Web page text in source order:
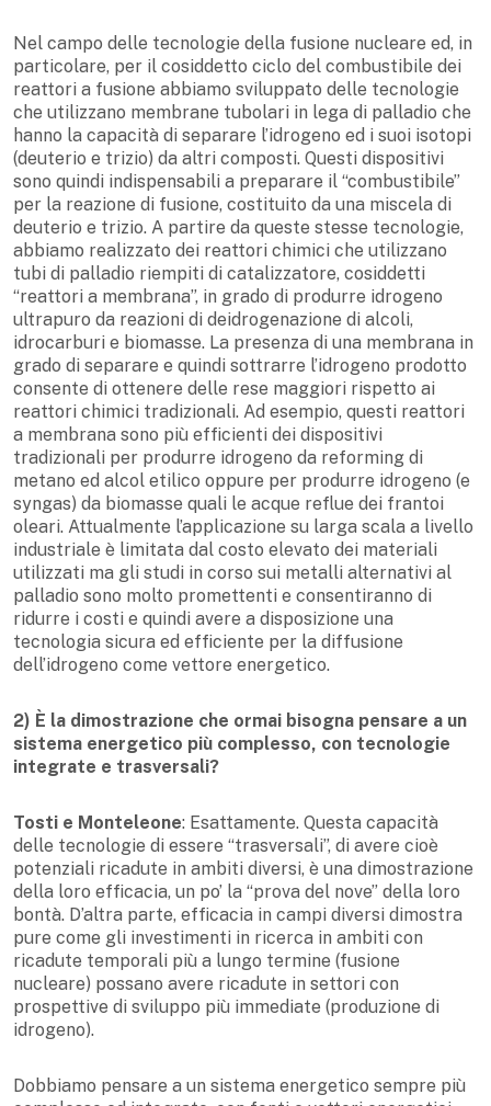
Nel campo delle tecnologie della fusione nucleare ed, in
particolare, per il cosiddetto ciclo del combustibile dei
reattori a fusione abbiamo sviluppato delle tecnologie
che utilizzano membrane tubolari in lega di palladio che
hanno la capacità di separare l’idrogeno ed i suoi isotopi
(deuterio e trizio) da altri composti. Questi dispositivi
sono quindi indispensabili a preparare il “combustibile”
per la reazione di fusione, costituito da una miscela di
deuterio e trizio. A partire da queste stesse tecnologie,
abbiamo realizzato dei reattori chimici che utilizzano
tubi di palladio riempiti di catalizzatore, cosiddetti
“reattori a membrana”, in grado di produrre idrogeno
ultrapuro da reazioni di deidrogenazione di alcoli,
idrocarburi e biomasse. La presenza di una membrana in
grado di separare e quindi sottrarre l’idrogeno prodotto
consente di ottenere delle rese maggiori rispetto ai
reattori chimici tradizionali. Ad esempio, questi reattori
a membrana sono più efficienti dei dispositivi
tradizionali per produrre idrogeno da reforming di
metano ed alcol etilico oppure per produrre idrogeno (e
syngas) da biomasse quali le acque reflue dei frantoi
oleari. Attualmente l’applicazione su larga scala a livello
industriale è limitata dal costo elevato dei materiali
utilizzati ma gli studi in corso sui metalli alternativi al
palladio sono molto promettenti e consentiranno di
ridurre i costi e quindi avere a disposizione una
tecnologia sicura ed efficiente per la diffusione
dell’idrogeno come vettore energetico.
2) È la dimostrazione che ormai bisogna pensare a un
sistema energetico più complesso, con tecnologie
integrate e trasversali?
Tosti e Monteleone: Esattamente. Questa capacità
delle tecnologie di essere “trasversali”, di avere cioè
potenziali ricadute in ambiti diversi, è una dimostrazione
della loro efficacia, un po’ la “prova del nove” della loro
bontà. D’altra parte, efficacia in campi diversi dimostra
pure come gli investimenti in ricerca in ambiti con
ricadute temporali più a lungo termine (fusione
nucleare) possano avere ricadute in settori con
prospettive di sviluppo più immediate (produzione di
idrogeno).
Dobbiamo pensare a un sistema energetico sempre più